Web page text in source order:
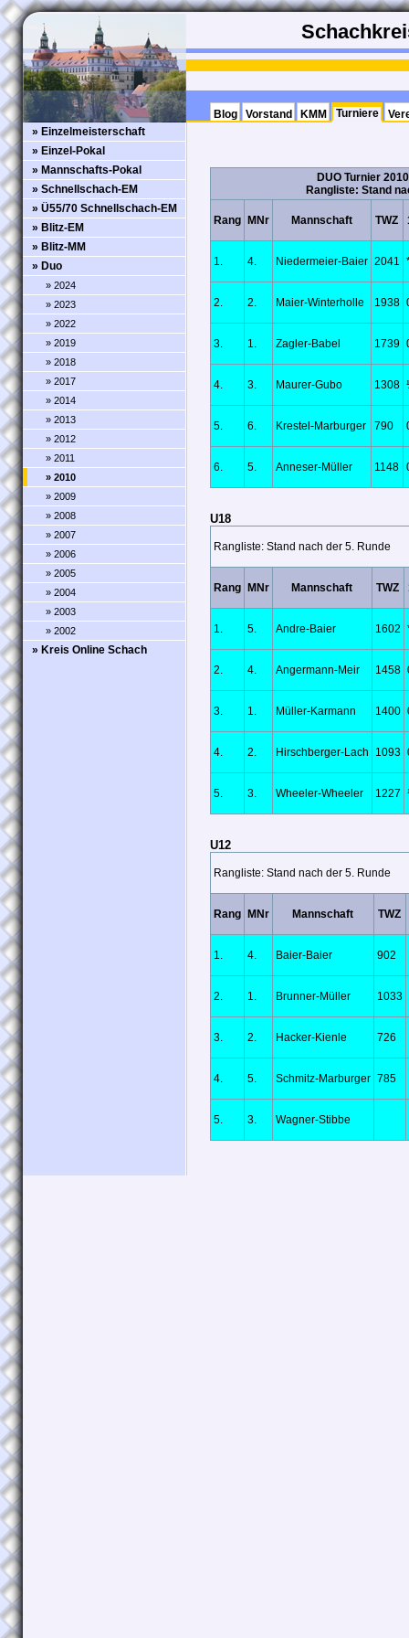
Blog Vorstand KMM Turniere
» Einzelmeisterschaft
» Einzel-Pokal
» Mannschafts-Pokal
» Schnellschach-EM
» Ü55/70 Schnellschach-EM
» Blitz-EM
» Blitz-MM
» Duo
» 2024
» 2023
» 2022
» 2019
» 2018
» 2017
» 2014
» 2013
» 2012
» 2011
» 2010
» 2009
» 2008
» 2007
» 2006
» 2005
» 2004
» 2003
» 2002
» Kreis Online Schach
DUO Turnier
Rangliste: Stand
Rang MNr Mannschaft TWZ
1. 4. Niedermeier-Baier 2041
2. 2. Maier-Winterholle 1938
3. 1. Zagler-Babel 1739
4. 3. Maurer-Gubo 1308
5. 6. Krestel-Marburger 790
6. 5. Anneser-Müller 1148
U18
Rangliste: Stand nach der 5. Runde
Rang MNr Mannschaft TWZ
1. 5. Andre-Baier 1602
2. 4. Angermann-Meir 1458
3. 1. Müller-Karmann 1400
4. 2. Hirschberger-Lach 1093
5. 3. Wheeler-Wheeler 1227
U12
Rangliste: Stand nach der 5. Runde
Rang MNr Mannschaft TWZ
1. 4. Baier-Baier 902
2. 1. Brunner-Müller 1033
3. 2. Hacker-Kienle 726
4. 5. Schmitz-Marburger 785
5. 3. Wagner-Stibbe